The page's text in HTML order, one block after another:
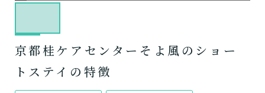
京都桂ケアセンターそよ風のショー
トステイの特徴